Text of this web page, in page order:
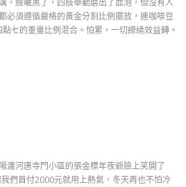
，臉曬黑了，四肢舉動磨出了血泡，但沒有人
必須遵循嚴格的黃金分割比例擺放，連咖啡豆
七的重量比例混合。怕累，一切繚繞效益轉。
河唐寺門小區的張金標年夜爺臉上笑開了
們首付2000元就用上熱氣，冬天再也不怕冷